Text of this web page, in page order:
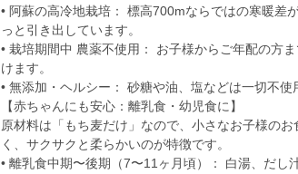
• 阿蘇の高冷地栽培： 標高700mならではの寒暖差
っと引き出しています。
• 栽培期間中 農薬不使用： お子様からご年配の方
けます。
• 無添加・ヘルシー： 砂糖や油、塩などは一切不使
【赤ちゃんにも安心：離乳食・幼児食に】
原材料は「もち麦だけ」なので、小さなお子様の
く、サクサクと柔らかいのが特徴です。
• 離乳食中期〜後期（7〜11ヶ月頃）： 白湯、だ